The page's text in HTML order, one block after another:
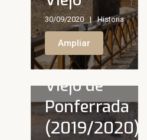
30/09/2020 Historia
Ampliar
y puesta
en uso del
Castillo
Viejo de
Ponferrada
(2019/2020)